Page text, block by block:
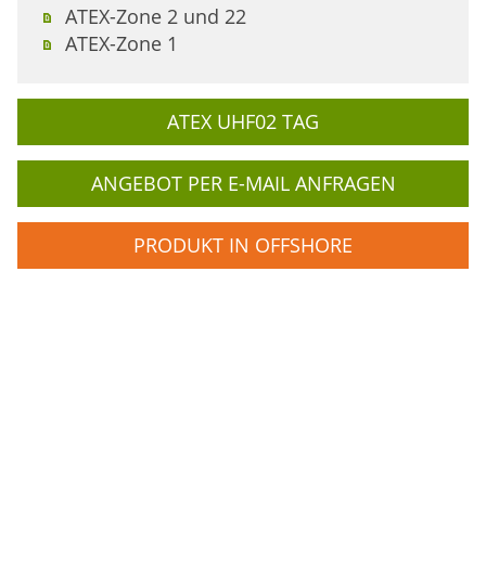
ATEX-Zone 2 und 22
ATEX-Zone 1
ATEX UHF02 TAG
ANGEBOT PER E-MAIL ANFRAGEN
PRODUKT IN OFFSHORE